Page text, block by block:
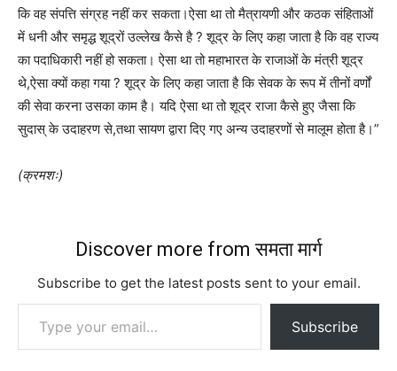
कि वह संपत्ति संग्रह नहीं कर सकता।ऐसा था तो मैत्रायणी और कठक संहिताओं
में धनी और समृद्ध शूद्रों उल्लेख कैसे है ? शूद्र के लिए कहा जाता है कि वह राज्य
का पदाधिकारी नहीं हो सकता। ऐसा था तो महाभारत के राजाओं के मंत्री शूद्र
थे,ऐसा क्यों कहा गया ? शूद्र के लिए कहा जाता है कि सेवक के रूप में तीनों वर्णों
की सेवा करना उसका काम है। यदि ऐसा था तो शूद्र राजा कैसे हुए जैसा कि
सुदास् के उदाहरण से,तथा सायण द्वारा दिए गए अन्य उदाहरणों से मालूम होता है।”
(क्रमशः)
Discover more from समता मार्ग
Subscribe to get the latest posts sent to your email.
Type your email…
Subscribe